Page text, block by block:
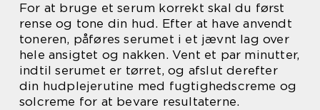
For at bruge et serum korrekt skal du først
rense og tone din hud. Efter at have anvendt
toneren, påføres serumet i et jævnt lag over
hele ansigtet og nakken. Vent et par minutter,
indtil serumet er tørret, og afslut derefter
din hudplejerutine med fugtighedscreme og
solcreme for at bevare resultaterne.